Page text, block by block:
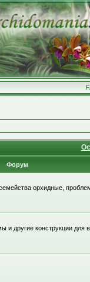
Форум
орхидные,
и другие конструкции